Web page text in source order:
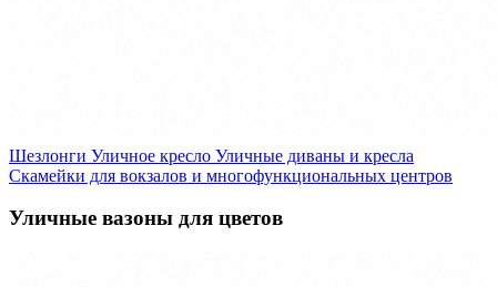
Шезлонги Уличное кресло Уличные диваны и кресла
Скамейки для вокзалов и многофункциональных центров
Уличные вазоны для цветов